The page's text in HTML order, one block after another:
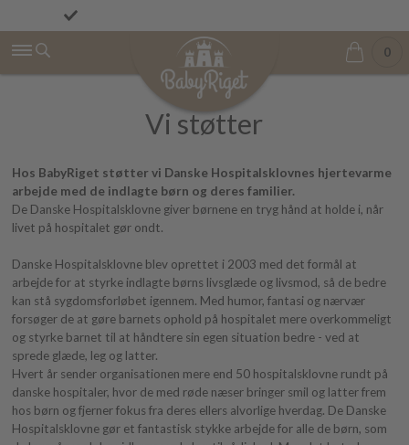
0
Vi støtter
Hos BabyRiget støtter vi Danske Hospitalsklovnes hjertevarme
arbejde med de indlagte børn og deres familier.
De Danske Hospitalsklovne giver børnene en tryg hånd at holde i, når
livet på hospitalet gør ondt.
Danske Hospitalsklovne blev oprettet i 2003 med det formål at
arbejde for at styrke indlagte børns livsglæde og livsmod, så de bedre
kan stå sygdomsforløbet igennem. Med humor, fantasi og nærvær
forsøger de at gøre barnets ophold på hospitalet mere overkommeligt
og styrke barnet til at håndtere sin egen situation bedre - ved at
sprede glæde, leg og latter.
Hvert år sender organisationen mere end 50 hospitalsklovne rundt på
danske hospitaler, hvor de med røde næser bringer smil og latter frem
hos børn og fjerner fokus fra deres ellers alvorlige hverdag. De Danske
Hospitalsklovne gør et fantastisk stykke arbejde for alle de børn, som